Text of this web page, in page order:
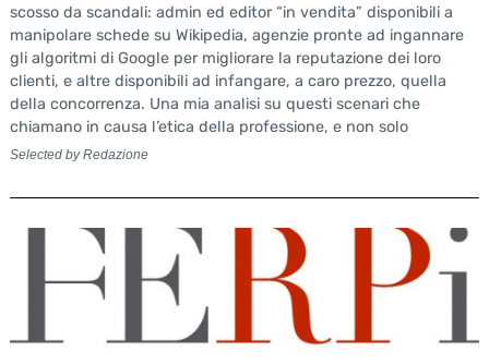
scosso da scandali: admin ed editor “in vendita” disponibili a
manipolare schede su Wikipedia, agenzie pronte ad ingannare
gli algoritmi di Google per migliorare la reputazione dei loro
clienti, e altre disponibili ad infangare, a caro prezzo, quella
della concorrenza. Una mia analisi su questi scenari che
chiamano in causa l’etica della professione, e non solo
Selected by Redazione